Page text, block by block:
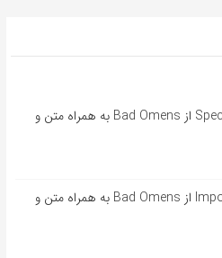
آهنگ انگلیسی Specter از Bad Omens به همراه متن و
آهنگ انگلیسی Impose از Bad Omens به همراه متن و